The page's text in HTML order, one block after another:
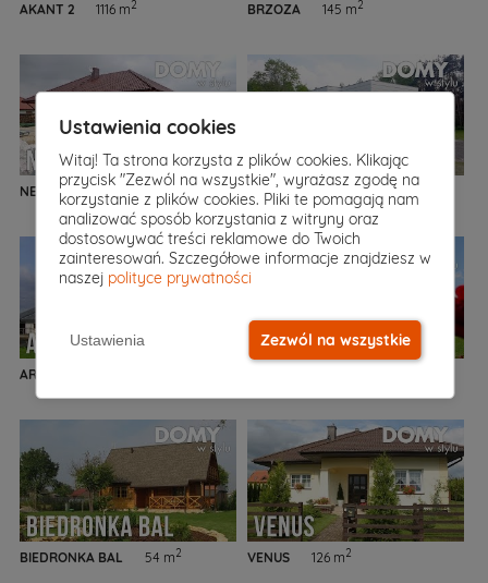
AKANT 2 1116 m2 BRZOZA 145 m2
NEPTUN 5 129 m 2 APOLLO 2 240 m2
ARIZONA 2
BIEDRONKA BAL 54 m2 VENUS 126 m2
Ustawienia cookies
Witaj! Ta strona korzysta z plików cookies. Klikając
przycisk "Zezwól na wszystkie", wyrażasz zgodę na
korzystanie z plików cookies. Pliki te pomagają nam
analizować sposób korzystania z witryny oraz
dostosowywać treści reklamowe do Twoich
zainteresowań. Szczegółowe informacje znajdziesz w
naszej polityce prywatności
Ustawienia Zezwól na wszystkie